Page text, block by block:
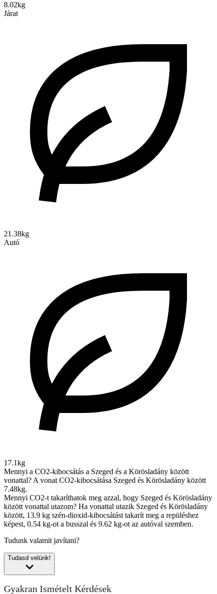
8.02kg
Járat
21.38kg
Autó
17.1kg
Mennyi a CO2-kibocsátás a Szeged és a Körösladány között
vonattal? A vonat CO2-kibocsátása Szeged és Körösladány között
7.48kg.
Mennyi CO2-t takaríthatok meg azzal, hogy Szeged és Körösladány
között vonattal utazom? Ha vonattal utazik Szeged és Körösladány
között, 13.9 kg szén-dioxid-kibocsátást takarít meg a repüléshez
képest, 0.54 kg-ot a busszal és 9.62 kg-ot az autóval szemben.
Tudunk valamit javítani?
Tudasd velünk!
Gyakran Ismételt Kérdések